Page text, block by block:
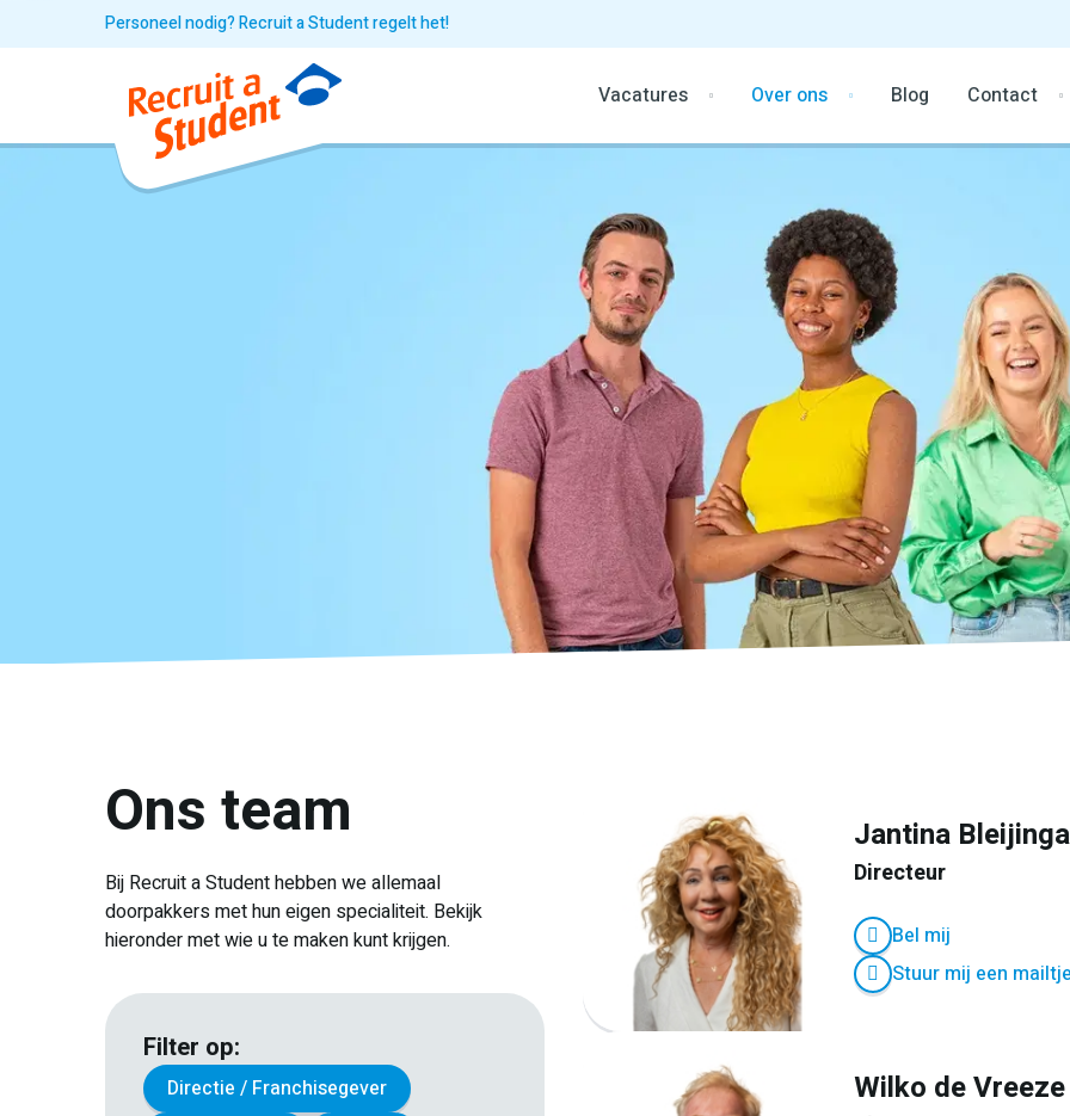
Personeel nodig? Recruit a Student regelt het!
Vacatures Over ons Blog Contact
Ons team
Bij Recruit a Student hebben we allemaal
doorpakkers met hun eigen specialiteit. Bekijk
hieronder met wie u te maken kunt krijgen.
Filter op:
Directie / Franchisegever
Jantina Bleijinga
Directeur
Bel mij
Stuur mij een
Wilko de Vreeze